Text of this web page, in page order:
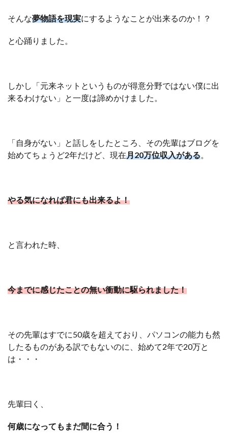
そんな夢物語を現実にするようなことが出来るのか！？
と心踊りました。
しかし「元来ネットというものが得意分野ではない僕に出
来るわけない」と一度は諦めかけました。
「自身がない」と話しをしたところ、その先輩はブログを
始めてちょうど2年だけど、現在月20万位収入がある。
やる気になれば君にも出来るよ！
と言われた時、
今までに感じたことの無い衝動に駆られました！
その先輩はすでに50歳を超えており、パソコンの能力も然
したるものがある訳でもないのに、始めて2年で20万と
は・・・
先輩曰く、
何歳になってもまだ間に合う！